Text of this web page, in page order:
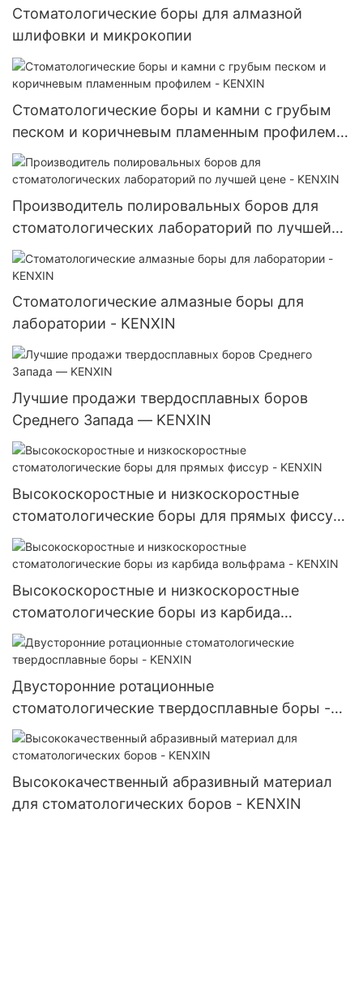
Стоматологические боры для алмазной
шлифовки и микрокопии
Стоматологические боры и камни с грубым
песком и коричневым пламенным профилем -
KENXIN
Производитель полировальных боров для
стоматологических лабораторий по лучшей
цене - KENXIN
Стоматологические алмазные боры для
лаборатории - KENXIN
Лучшие продажи твердосплавных боров
Среднего Запада — KENXIN
Высокоскоростные и низкоскоростные
стоматологические боры для прямых фиссур
- KENXIN
Высокоскоростные и низкоскоростные
стоматологические боры из карбида
вольфрама - KENXIN
Двусторонние ротационные
стоматологические твердосплавные боры -
KENXIN
Высококачественный абразивный материал
для стоматологических боров - KENXIN